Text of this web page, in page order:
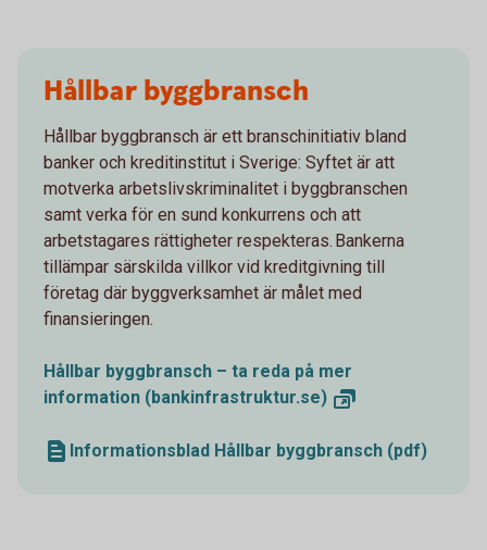
Hållbar byggbransch
Hållbar byggbransch är ett branschinitiativ bland
banker och kreditinstitut i Sverige: Syftet är att
motverka arbetslivskriminalitet i byggbranschen
samt verka för en sund konkurrens och att
arbetstagares rättigheter respekteras. Bankerna
tillämpar särskilda villkor vid kreditgivning till
företag där byggverksamhet är målet med
finansieringen.
Hållbar byggbransch – ta reda på mer
information (bankinfrastruktur.se)
Informationsblad Hållbar byggbransch (pdf)